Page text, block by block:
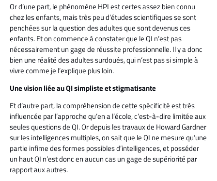
Or d’une part, le phénomène HPI est certes assez bien connu
chez les enfants, mais très peu d’études scientifiques se sont
penchées sur la question des adultes que sont devenus ces
enfants. Et on commence à constater que le QI n’est pas
nécessairement un gage de réussite professionnelle. Il y a donc
bien une réalité des adultes surdoués, qui n’est pas si simple à
vivre comme je l’explique plus loin.
Une vision liée au QI simpliste et stigmatisante
Et d’autre part, la compréhension de cette spécificité est très
influencée par l’approche qu’en a l’école, c’est-à-dire limitée aux
seules questions de QI. Or depuis les travaux de Howard Gardner
sur les intelligences multiples, on sait que le QI ne mesure qu’une
partie infime des formes possibles d’intelligences, et posséder
un haut QI n’est donc en aucun cas un gage de supériorité par
rapport aux autres.